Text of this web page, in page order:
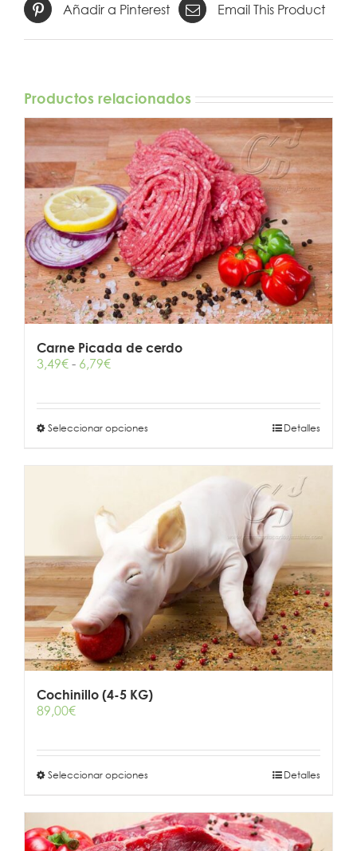
Añadir a Pinterest Email This Product
Productos relacionados
Carne Picada de cerdo
3,49€- 6,79€Rango
desde
3,49€
6,79€
Seleccionar opciones
tiene
variantes.
Las
opciones
se
pueden
elegir
en
la
página
de
producto
Detalles
Cochinillo (4-5 KG)
89,00€
Seleccionar opciones
tiene
múltiples
variantes.
Detalles